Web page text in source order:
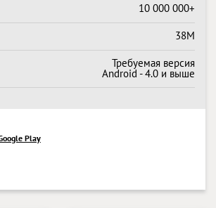
10 000 000+
38M
Требуемая версия
Android - 4.0 и выше
Play